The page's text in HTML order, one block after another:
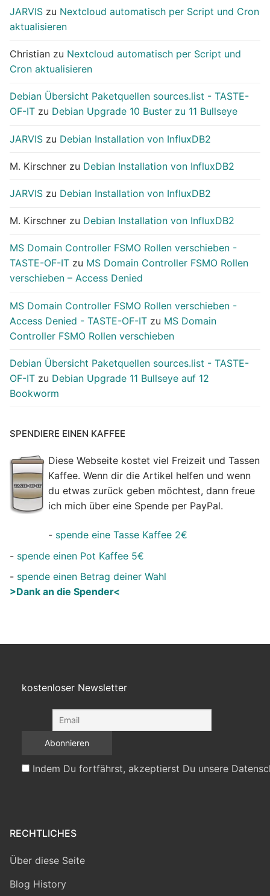
JARVIS zu Nextcloud automatisch per Script und Cron
aktualisieren
Christian zu Nextcloud automatisch per Script und
Cron aktualisieren
Debian Übersicht Paketquellen sources.list - TASTE-
OF-IT zu Debian Upgrade 10 Buster zu 11 Bullseye
JARVIS zu Debian Installation von InfluxDB2
M. Kirschner zu Debian Installation von InfluxDB2
JARVIS zu Debian Installation von InfluxDB2
M. Kirschner zu Debian Installation von InfluxDB2
MS Domain Controller FSMO Rollen verschieben -
TASTE-OF-IT zu MS Domain Controller FSMO Rollen
verschieben – Access Denied
MS Domain Controller FSMO Rollen verschieben -
Access Denied - TASTE-OF-IT zu MS Domain
Controller FSMO Rollen verschieben
Debian Übersicht Paketquellen sources.list - TASTE-
OF-IT zu Debian Upgrade 11 Bullseye auf 12
Bookworm
SPENDIERE EINEN KAFFEE
Diese Webseite kostet viel Freizeit und Tassen
Kaffee. Wenn dir die Artikel helfen und wenn
du etwas zurück geben möchtest, dann freue
ich mich über eine Spende per PayPal.
- spende eine Tasse Kaffee 2€
- spende einen Pot Kaffee 5€
- spende einen Betrag deiner Wahl
>Dank an die Spender<
kostenloser Newsletter
Indem Du fortfährst, akzeptierst Du unsere
RECHTLICHES
Über diese Seite
Blog History